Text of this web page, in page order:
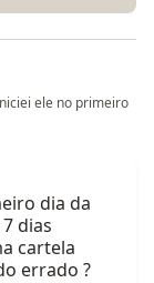
ele no primeiro
dia da
dias
cartela
errado ?